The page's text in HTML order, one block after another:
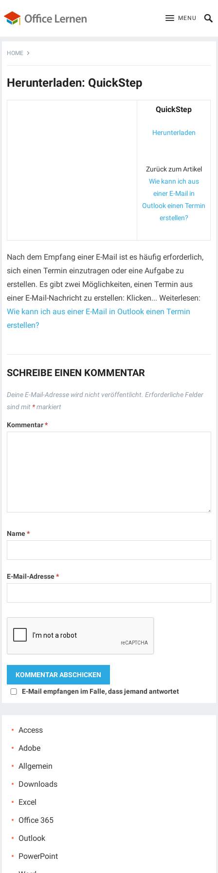
MENU
HOME
Herunterladen: QuickStep
QuickStep
Herunterladen
Zurück zum Artikel
Wie kann ich aus
einer E-Mail in
Outlook einen Termin
erstellen?
Nach dem Empfang einer E-Mail ist es häufig erforderlich,
sich einen Termin einzutragen oder eine Aufgabe zu
erstellen. Es gibt zwei Möglichkeiten, einen Termin aus
einer E-Mail-Nachricht zu erstellen: Klicken... Weiterlesen:
Wie kann ich aus einer E-Mail in Outlook einen Termin
erstellen?
SCHREIBE EINEN KOMMENTAR
Deine E-Mail-Adresse wird nicht veröffentlicht. Erforderliche Felder
sind mit *markiert
Kommentar*
Name*
E-Mail-Adresse*
E-Mail empfangen im Falle, dass jemand antwortet
Access
Adobe
Allgemein
Downloads
Excel
Office 365
Outlook
PowerPoint